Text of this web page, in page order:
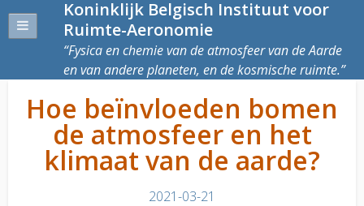
Koninklijk Belgisch Instituut voor
Ruimte-Aeronomie
Fysica en chemie van de atmosfeer van de Aarde
en van andere planeten, en de kosmische ruimte.
Hoe beïnvloeden bomen
de atmosfeer en het
klimaat van de aarde?
2021-03-21